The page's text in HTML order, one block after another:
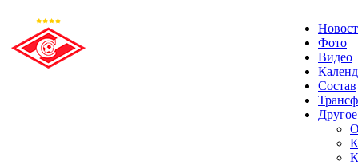
Фото
Видео
Состав
Другое